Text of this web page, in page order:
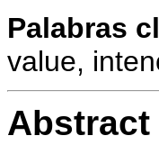
Palabras
value,
Abstract